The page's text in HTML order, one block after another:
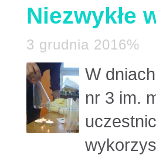
Niezwykłe
3 grudnia 2016%
W
nr 3 im.